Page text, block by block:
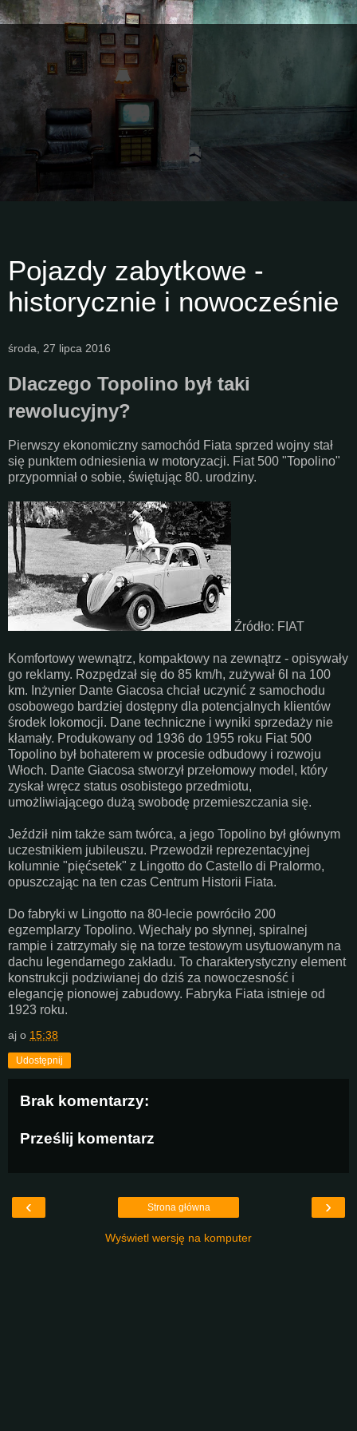
Pojazdy zabytkowe -
historycznie i nowocześnie
środa, 27 lipca 2016
Dlaczego Topolino był taki
rewolucyjny?
Pierwszy ekonomiczny samochód Fiata sprzed wojny stał
się punktem odniesienia w motoryzacji. Fiat 500 "Topolino"
przypomniał o sobie, świętując 80. urodziny.
Źródło: FIAT
Komfortowy wewnątrz, kompaktowy na zewnątrz - opisywały
go reklamy. Rozpędzał się do 85 km/h, zużywał 6l na 100
km. Inżynier Dante Giacosa chciał uczynić z samochodu
osobowego bardziej dostępny dla potencjalnych klientów
środek lokomocji. Dane techniczne i wyniki sprzedaży nie
kłamały. Produkowany od 1936 do 1955 roku Fiat 500
Topolino był bohaterem w procesie odbudowy i rozwoju
Włoch. Dante Giacosa stworzył przełomowy model, który
zyskał wręcz status osobistego przedmiotu,
umożliwiającego dużą swobodę przemieszczania się.
Jeździł nim także sam twórca, a jego Topolino był głównym
uczestnikiem jubileuszu. Przewodził reprezentacyjnej
kolumnie "pięćsetek" z Lingotto do Castello di Pralormo,
opuszczając na ten czas Centrum Historii Fiata.
Do fabryki w Lingotto na 80-lecie powróciło 200
egzemplarzy Topolino. Wjechały po słynnej, spiralnej
rampie i zatrzymały się na torze testowym usytuowanym na
dachu legendarnego zakładu. To charakterystyczny element
konstrukcji podziwianej do dziś za nowoczesność i
elegancję pionowej zabudowy. Fabryka Fiata istnieje od
1923 roku.
aj o 15:38
Udostępnij
Brak komentarzy:
Prześlij komentarz
‹ ›
Strona główna
Wyświetl wersję na komputer